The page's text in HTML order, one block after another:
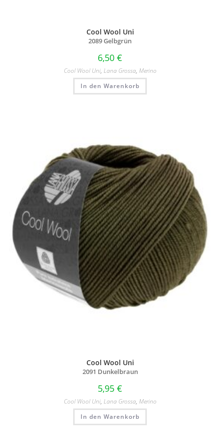
Cool Wool Uni
2089 Gelbgrün
6,50 €
Cool Wool Uni, Lana Grossa, Merino
In den Warenkorb
Cool Wool Uni
2091 Dunkelbraun
5,95 €
Cool Wool Uni, Lana Grossa, Merino
In den Warenkorb